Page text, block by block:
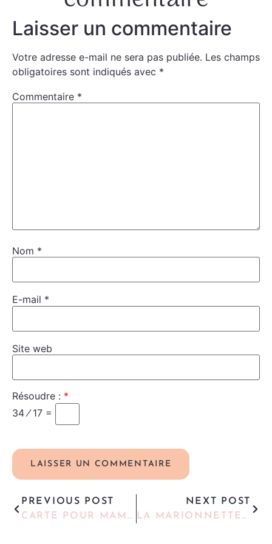
Laisser un commentaire
Votre adresse e-mail ne sera pas publiée. Les champs
obligatoires sont indiqués avec *
Commentaire *
Nom *
E-mail *
Site web
Résoudre : *
34 ⁄ 17 =
PREVIOUS POST
CARTE POUR MAMIE
NEXT POST
LA MARIONNETTE MINI-CLOWN